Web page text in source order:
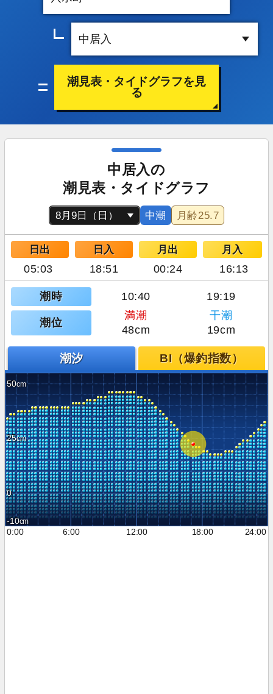
潮見表・タイドグラフを見
る
中居入の
潮見表・タイドグラフ
中潮 月齢25.7
日出 日入 月出 月入
05:03 18:51 00:24 16:13
潮時 10:40 19:19
潮位
満潮
干潮
48cm
19cm
潮汐 BI（爆釣指数）
50
25
0
-10
0:00
6:00 12:00 18:00 24:00